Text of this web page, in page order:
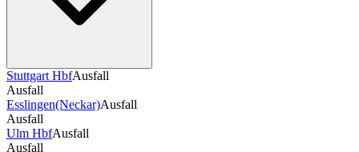
Stuttgart HbfAusfall
Ausfall
Esslingen(Neckar)Ausfall
Ausfall
Ulm HbfAusfall
Ausfall